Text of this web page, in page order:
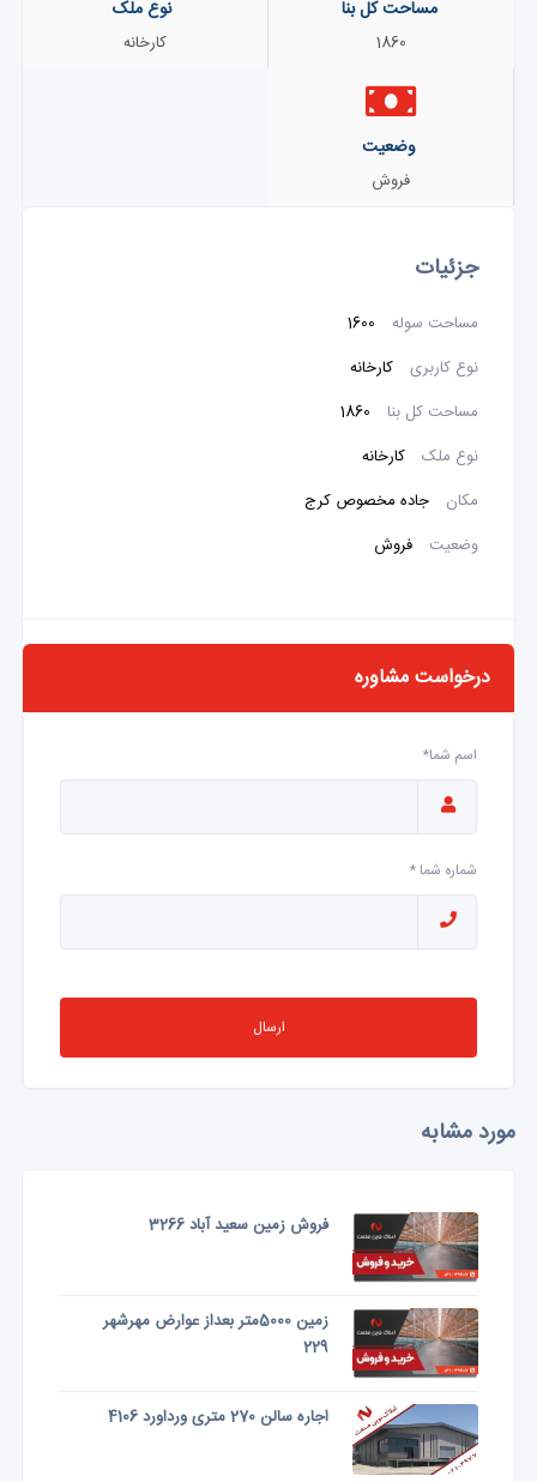
مساحت کل بنا
1860
نوع ملک
کارخانه
وضعیت
فروش
جزئیات
مساحت سوله
نوع کاربری
کارخانه
مساحت کل بنا
نوع ملک
کارخانه
مکان
جاده مخصوص کرج
وضعیت
فروش
درخواست مشاوره
اسم شما*
شماره شما *
ارسال
مورد مشابه
فروش زمین سعید آباد 3266
زمین 5000متر بعداز عوارض مهرشهر
229
اجاره سالن 270 متری ورداورد 4106